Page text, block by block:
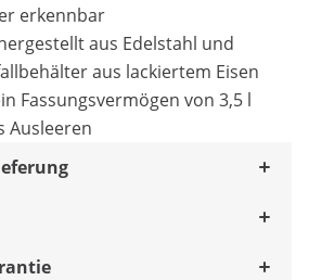
erkennbar
aus Edelstahl und
aus lackiertem Eisen
Fassungsvermögen von 3,5 l
Ausleeren